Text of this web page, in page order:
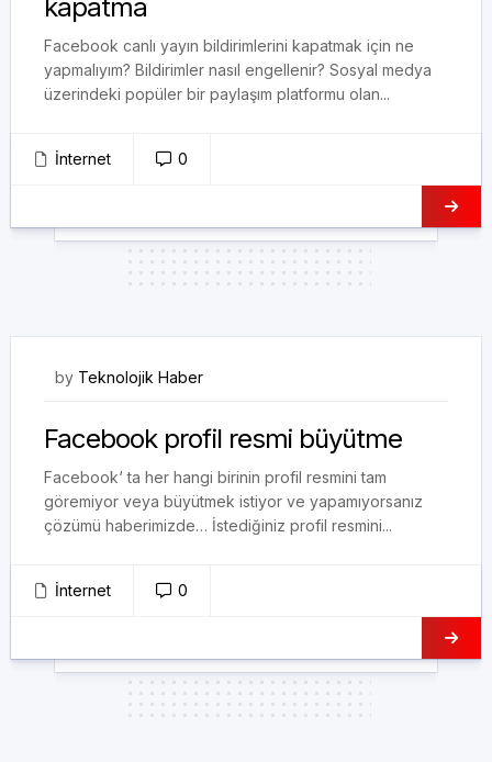
kapatma
Facebook canlı yayın bildirimlerini kapatmak için ne
yapmalıyım? Bildirimler nasıl engellenir? Sosyal medya
üzerindeki popüler bir paylaşım platformu olan...
İnternet 0
by Teknolojik Haber
Facebook profil resmi büyütme
Facebook‘ ta her hangi birinin profil resmini tam
göremiyor veya büyütmek istiyor ve yapamıyorsanız
çözümü haberimizde… İstediğiniz profil resmini...
İnternet 0